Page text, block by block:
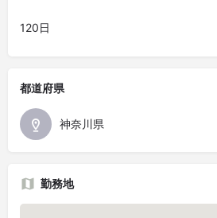
120日
都道府県
神奈川県
勤務地